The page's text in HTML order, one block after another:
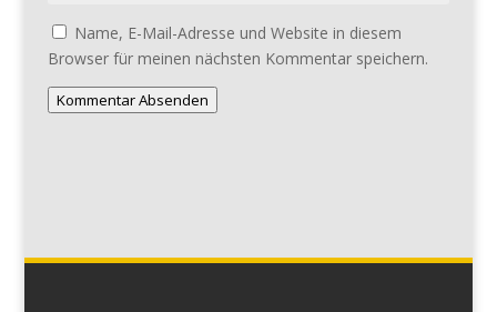
Name, E-Mail-Adresse und Website in diesem
Browser für meinen nächsten Kommentar speichern.
Kommentar Absenden